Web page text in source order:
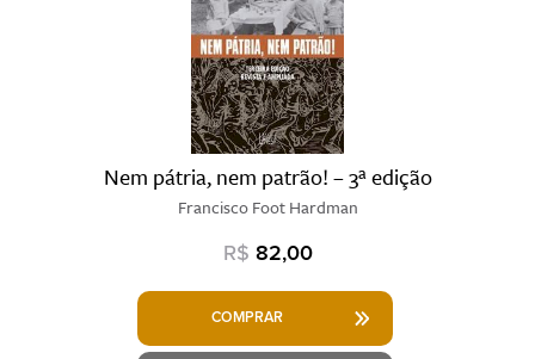
Nem pátria, nem patrão! – 3ª edição
Francisco Foot Hardman
R$ 82,00
COMPRAR